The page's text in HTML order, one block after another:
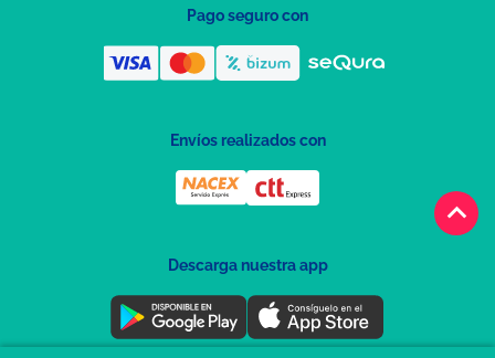
keyboard_arrow_up
Pago seguro con
Envíos realizados con
Descarga nuestra app